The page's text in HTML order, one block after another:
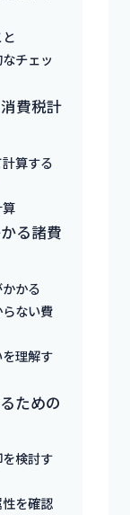
チェッ
費税計
算する
る諸費
かる
ない費
理解す
ための
検討す
を確認